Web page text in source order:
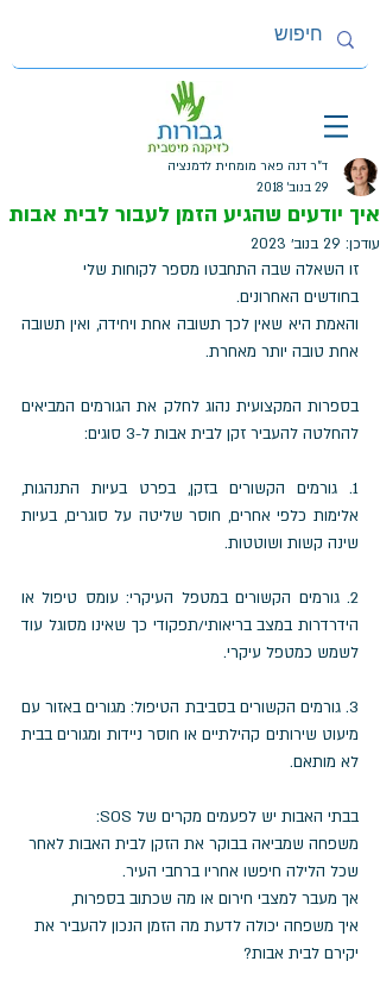
איך יודעים שהגיע הזמן לעבור לבית אבות
ד"ר דנה פאר מומחית לדמנציה
29 בנוב׳ 2018
עודכן: 29 בנוב׳ 2023
זו השאלה שבה התחבטו מספר לקוחות שלי
בחודשים האחרונים.
אחת טובה יותר מאחרת.
להחלטה להעביר זקן לבית אבות ל-3 סוגים:
שינה קשות ושוטטות.
לשמש כמטפל עיקרי.
לא מותאם.
בבתי האבות יש לפעמים מקרים של SOS:
משפחה שמביאה בבוקר את הזקן לבית האבות לאחר
שכל הלילה חיפשו אחריו ברחבי העיר.
אך מעבר למצבי חירום או מה שכתוב בספרות,
איך משפחה יכולה לדעת מה הזמן הנכון להעביר את
יקירם לבית אבות?